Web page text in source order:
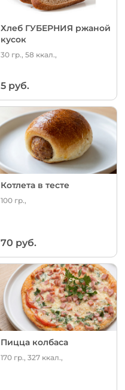
Хлеб ГУБЕРНИЯ ржаной
кусок
30 гр., 58 ккал.,
5 руб.
Котлета в тесте
100 гр.,
70 руб.
Пицца колбаса
170 гр., 327 ккал.,